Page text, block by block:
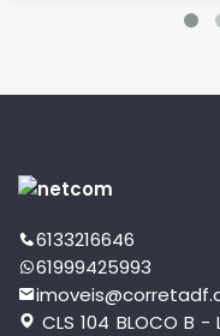
6133216646
61999425993
CLS 104 BLOCO B -